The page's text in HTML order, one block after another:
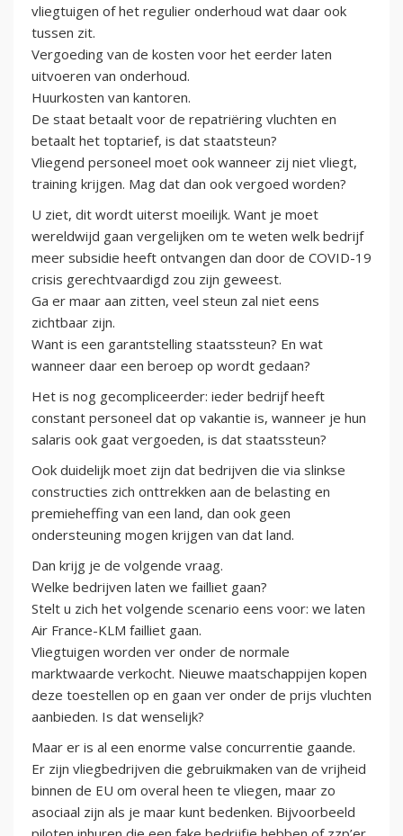
vliegtuigen of het regulier onderhoud wat daar ook
tussen zit.
Vergoeding van de kosten voor het eerder laten
uitvoeren van onderhoud.
Huurkosten van kantoren.
De staat betaalt voor de repatriëring vluchten en
betaalt het toptarief, is dat staatsteun?
Vliegend personeel moet ook wanneer zij niet vliegt,
training krijgen. Mag dat dan ook vergoed worden?
U ziet, dit wordt uiterst moeilijk. Want je moet
wereldwijd gaan vergelijken om te weten welk bedrijf
meer subsidie heeft ontvangen dan door de COVID-19
crisis gerechtvaardigd zou zijn geweest.
Ga er maar aan zitten, veel steun zal niet eens
zichtbaar zijn.
Want is een garantstelling staatssteun? En wat
wanneer daar een beroep op wordt gedaan?
Het is nog gecompliceerder: ieder bedrijf heeft
constant personeel dat op vakantie is, wanneer je hun
salaris ook gaat vergoeden, is dat staatssteun?
Ook duidelijk moet zijn dat bedrijven die via slinkse
constructies zich onttrekken aan de belasting en
premieheffing van een land, dan ook geen
ondersteuning mogen krijgen van dat land.
Dan krijg je de volgende vraag.
Welke bedrijven laten we failliet gaan?
Stelt u zich het volgende scenario eens voor: we laten
Air France-KLM failliet gaan.
Vliegtuigen worden ver onder de normale
marktwaarde verkocht. Nieuwe maatschappijen kopen
deze toestellen op en gaan ver onder de prijs vluchten
aanbieden. Is dat wenselijk?
Maar er is al een enorme valse concurrentie gaande.
Er zijn vliegbedrijven die gebruikmaken van de vrijheid
binnen de EU om overal heen te vliegen, maar zo
asociaal zijn als je maar kunt bedenken. Bijvoorbeeld